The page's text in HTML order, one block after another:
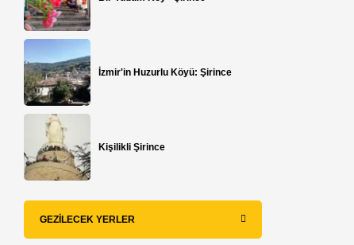
İzmir'in Huzurlu Köyü: Şirince
Kişilikli Şirince
GEZILECEK YERLER